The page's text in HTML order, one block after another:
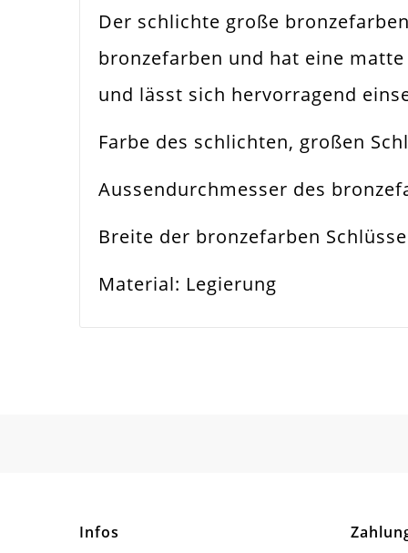
Farbe
Der schlichte große
bronzefarben und hat eine
und lässt sich hervorragend
Farbe des schlichten, großen
Aussendurchmesser des
Breite der bronzefarben
Material: Legierung
Infos